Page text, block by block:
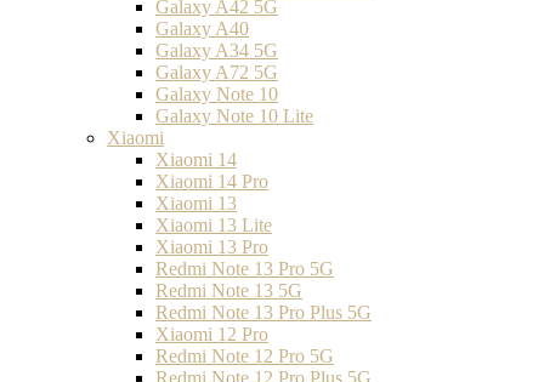
Galaxy A42 5G
Galaxy A40
Galaxy A34 5G
Galaxy A72 5G
Galaxy Note 10
Galaxy Note 10 Lite
Xiaomi
Xiaomi 14
Xiaomi 14 Pro
Xiaomi 13
Xiaomi 13 Lite
Xiaomi 13 Pro
Redmi Note 13 Pro 5G
Redmi Note 13 5G
Redmi Note 13 Pro Plus 5G
Xiaomi 12 Pro
Redmi Note 12 Pro 5G
Redmi Note 12 Pro Plus 5G